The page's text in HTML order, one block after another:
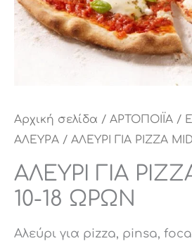
Αρχική σελίδα / ΑΡΤΟΠΟΙΪΑ /
ΑΛΕΥΡΑ / ΑΛΕΥΡΙ ΓΙΑ PIZZA
ΑΛΕΥΡΙ ΓΙΑ
10-18 ΩΡΩΝ
Αλεύρι για pizza, pinsa,